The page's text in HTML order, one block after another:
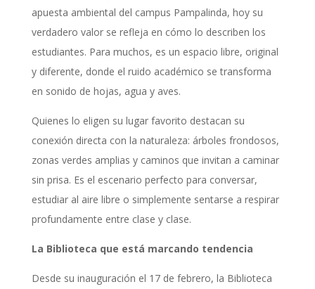
apuesta ambiental del campus Pampalinda, hoy su
verdadero valor se refleja en cómo lo describen los
estudiantes. Para muchos, es un espacio libre, original
y diferente, donde el ruido académico se transforma
en sonido de hojas, agua y aves.
Quienes lo eligen su lugar favorito destacan su
conexión directa con la naturaleza: árboles frondosos,
zonas verdes amplias y caminos que invitan a caminar
sin prisa. Es el escenario perfecto para conversar,
estudiar al aire libre o simplemente sentarse a respirar
profundamente entre clase y clase.
La Biblioteca que está marcando tendencia
Desde su inauguración el 17 de febrero, la Biblioteca